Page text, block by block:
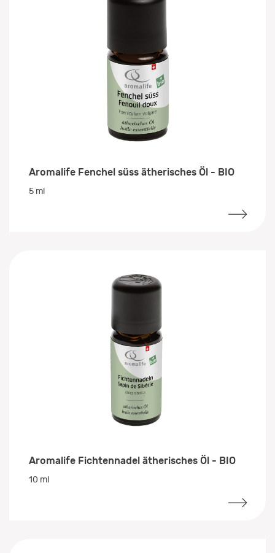
Aromalife Fenchel süss ätherisches Öl - BIO
5 ml
Aromalife Fichtennadel ätherisches Öl - BIO
10 ml